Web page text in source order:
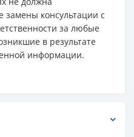
замены консультации с
за любые
в результате
информации.